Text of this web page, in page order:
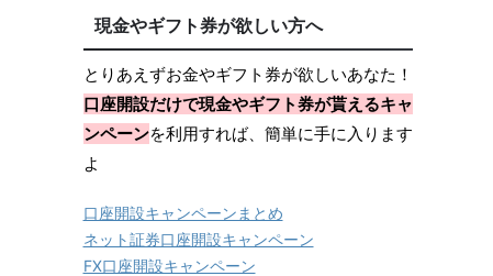
現金やギフト券が欲しい方へ
とりあえずお金やギフト券が欲しいあなた！
口座開設だけで現金やギフト券が貰えるキャ
ンペーンを利用すれば、簡単に手に入ります
よ
口座開設キャンペーンまとめ
ネット証券口座開設キャンペーン
FX口座開設キャンペーン